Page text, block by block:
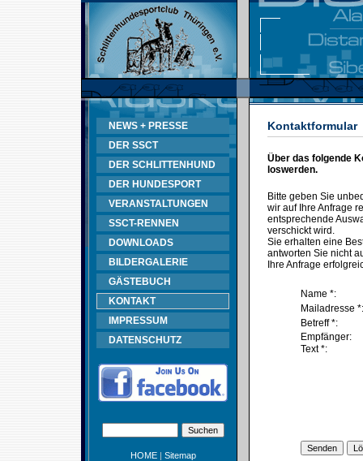
NEWS + PRESSE
DER SSCT
DER SCHLITTENHUND
DER HUNDESPORT
VERANSTALTUNGEN
SSCT-RENNEN
DOWNLOADS
BILDERGALERIE
GÄSTEBUCH
KONTAKT
IMPRESSUM
DATENSCHUTZ
HOME| Sitemap
Kontaktformular
Über das folgende
loswerden.
Bitte geben Sie
wir auf Ihre Anfrage
entsprechende
verschickt wird.
Sie erhalten eine
antworten Sie nicht
Ihre Anfrage
Name *:
Mailadresse *:
Betreff *:
Empfänger:
Text *: